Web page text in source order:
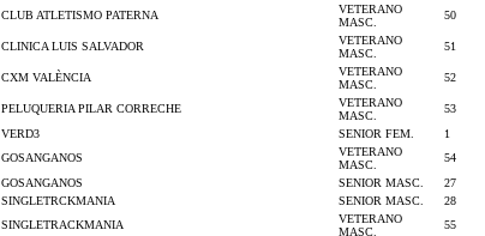
CLUB ATLETISMO PATERNA
VETERANO
MASC.
50
CLINICA LUIS SALVADOR
VETERANO
MASC.
51
CXM VALÈNCIA
VETERANO
MASC.
52
PELUQUERIA PILAR CORRECHE
VETERANO
MASC.
53
VERD3 SENIOR FEM. 1
GOSANGANOS
VETERANO
MASC.
54
GOSANGANOS SENIOR MASC. 27
SINGLETRCKMANIA SENIOR MASC. 28
SINGLETRACKMANIA
VETERANO
MASC.
55